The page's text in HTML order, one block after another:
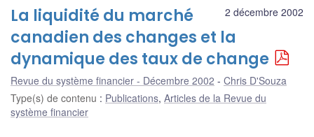
2 décembre 2002
La liquidité du marché
canadien des changes et la
dynamique des taux de change
Revue du système financier - Décembre 2002
Chris D'Souza
Type(s) de contenu : Publications, Articles de la Revue du
système financier